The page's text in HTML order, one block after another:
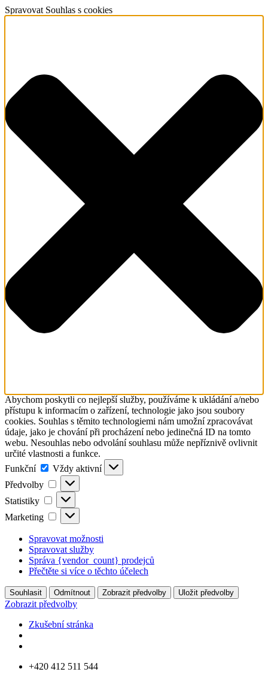
Spravovat Souhlas s cookies
Abychom poskytli co nejlepší služby, používáme k ukládání a/nebo
přístupu k informacím o zařízení, technologie jako jsou soubory
cookies. Souhlas s těmito technologiemi nám umožní zpracovávat
údaje, jako je chování při procházení nebo jedinečná ID na tomto
webu. Nesouhlas nebo odvolání souhlasu může nepříznivě ovlivnit
určité vlastnosti a funkce.
Funkční
Funkční
Vždy aktivní
Předvolby
Předvolby
Statistiky Statistiky
Marketing Marketing
Spravovat možnosti
Spravovat služby
Správa {vendor_count} prodejců
Přečtěte si více o těchto účelech
Souhlasit Odmítnout Zobrazit předvolby Uložit předvolby
Zobrazit předvolby
Zkušební stránka
Přejít
+420 412 511 544